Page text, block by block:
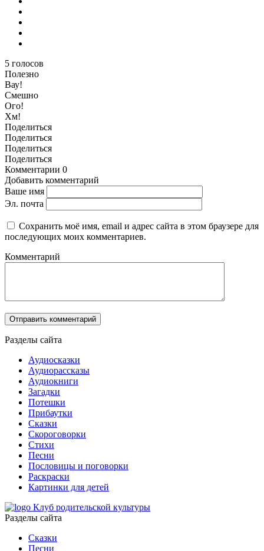
5 голосов
Полезно
Вау!
Смешно
Ого!
Хм!
Поделиться
Поделиться
Поделиться
Поделиться
Комментарии 0
Добавить комментарий
Ваше имя
Эл. почта
Сохранить моё имя, email и адрес сайта в этом браузере для
последующих моих комментариев.
Комментарий
Разделы сайта
Аудиосказки
Аудиорассказы
Аудиокниги
Загадки
Потешки
Прибаутки
Сказки
Скороговорки
Стихи
Песни
Пословицы и поговорки
Раскраски
Картинки для детей
Клуб родительской культуры
Разделы сайта
Сказки
Песни